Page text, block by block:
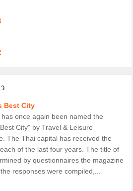
Best City
has once again been named the
City" by Travel & Leisure
The Thai capital has received the
of the last four years. The title of
by questionnaires the magazine
responses were compiled,...